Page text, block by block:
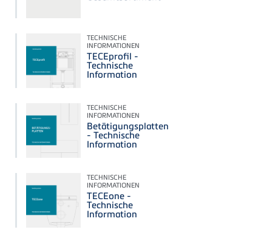
TECHNISCHE
INFORMATIONEN
TECEprofil -
Technische
Information
TECHNISCHE
INFORMATIONEN
Betätigungsplatten
- Technische
Information
TECHNISCHE
INFORMATIONEN
TECEone -
Technische
Information